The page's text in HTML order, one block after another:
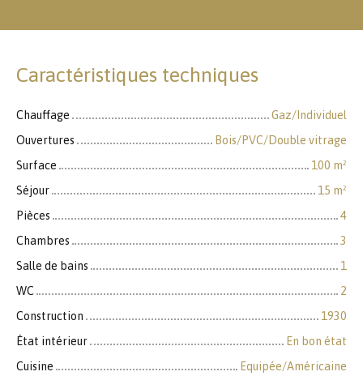
Caractéristiques techniques
Chauffage
Gaz/Individuel
Ouvertures
Bois/PVC/Double vitrage
Surface
100 m²
Séjour
15 m²
Pièces
4
Chambres
3
Salle de bains
1
WC
2
Construction
1930
État intérieur
En bon état
Cuisine
Equipée/Américaine